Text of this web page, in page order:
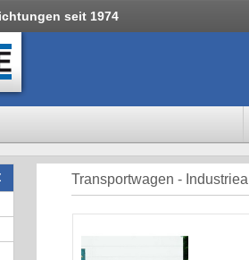
seit 1974
Transportwagen -